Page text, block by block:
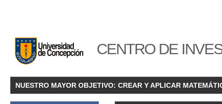
CENTRO DE
NUESTRO MAYOR OBJETIVO: CREAR Y APLICAR